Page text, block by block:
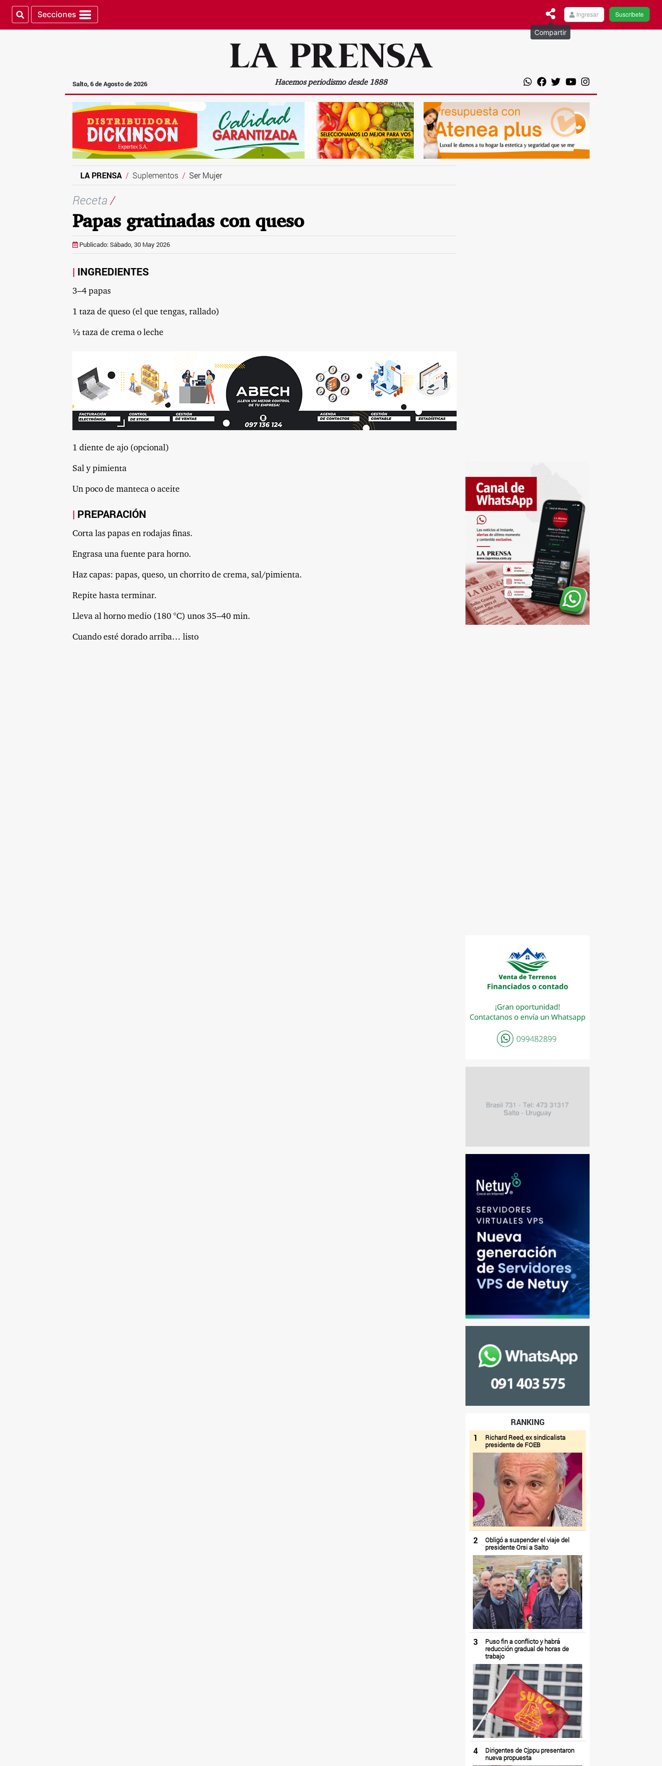
Secciones Suscríbete
Ingresar
Salto, 6 de Agosto de 2026 Hacemos periodismo desde 1888
LA PRENSA Suplementos Ser Mujer
Receta/
Papas gratinadas con queso
Publicado: Sábado, 30 May 2026
INGREDIENTES
3–4 papas
1 taza de queso (el que tengas, rallado)
½ taza de crema o leche
1 diente de ajo (opcional)
Sal y pimienta
Un poco de manteca o aceite
PREPARACIÓN
Corta las papas en rodajas finas.
Engrasa una fuente para horno.
Haz capas: papas, queso, un chorrito de crema, sal/pimienta.
Repite hasta terminar.
Lleva al horno medio (180 °C) unos 35–40 min.
Cuando esté dorado arriba… listo
RANKING
1
Richard Reed, ex sindicalista
presidente de FOEB
2
Obligó a suspender el viaje del
presidente Orsi a Salto
3
Puso fin a conflicto y habrá
reducción gradual de horas de
trabajo
4
Dirigentes de Cjppu presentaron
nueva propuesta
Compartir